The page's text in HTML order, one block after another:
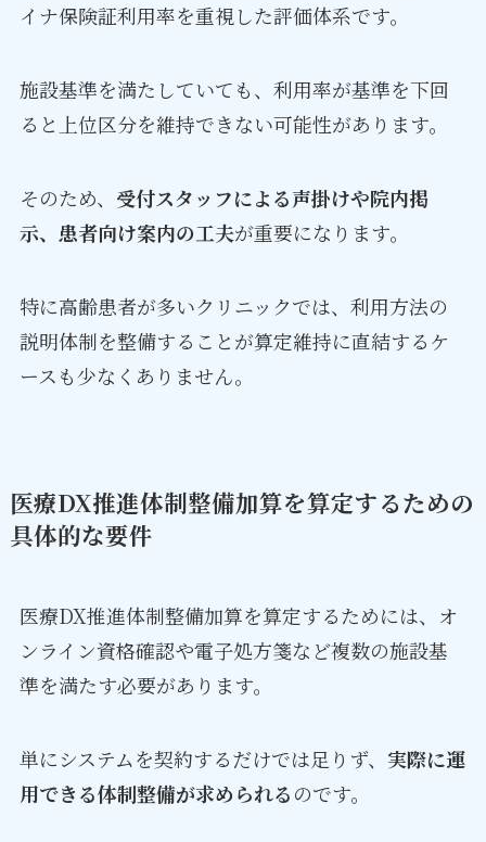
イナ保険証利用率を重視した評価体系です。
施設基準を満たしていても、利用率が基準を下回
ると上位区分を維持できない可能性があります。
そのため、 受付スタッフによる声掛けや院内掲
示、患者向け案内の工夫が重要になります。
特に高齢患者が多いクリニックでは、利用方法の
説明体制を整備することが算定維持に直結するケ
ースも少なくありません。
医療DX推進体制整備加算を算定するための
具体的な要件
医療DX推進体制整備加算を算定するためには、オ
ンライン資格確認や電子処方箋など複数の施設基
準を満たす必要があります。
単にシステムを契約するだけでは足りず、 実際に運
用できる体制整備が求められるのです。